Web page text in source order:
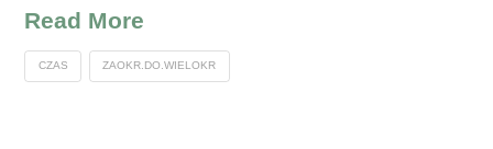
Read More
CZAS ZAOKR.DO.WIELOKR